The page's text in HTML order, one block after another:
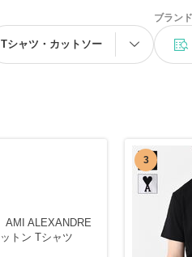
Tシャツ・カットソー
ブランド
3